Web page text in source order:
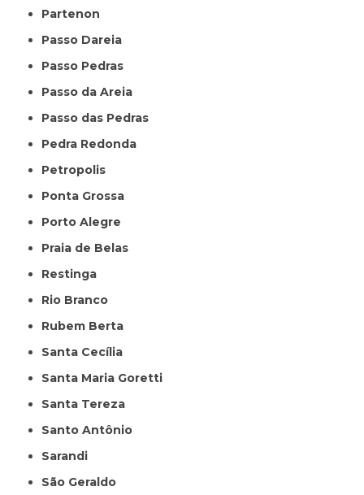
Partenon
Passo Dareia
Passo Pedras
Passo da Areia
Passo das Pedras
Pedra Redonda
Petropolis
Ponta Grossa
Porto Alegre
Praia de Belas
Restinga
Rio Branco
Rubem Berta
Santa Cecília
Santa Maria Goretti
Santa Tereza
Santo Antônio
Sarandi
São Geraldo